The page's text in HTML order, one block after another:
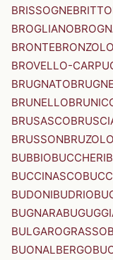
BRISSOGNE
BROGLIANO
BRONTE
BROVELLO-
BRUGNATO
BRUNELLO
BRUSASCO
BRUSSONBRUZOLO
BUBBIOBUCCHERI
BUCCINASCO
BUDONIBUDRIO
BUGNARA
BULGAROGRASSO
BUONALBERGO